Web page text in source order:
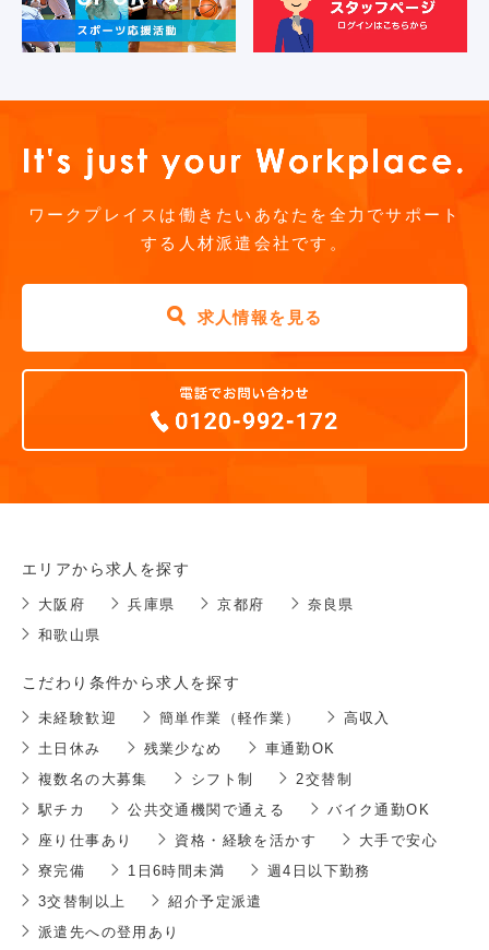
ワークプレイスは働きたいあなたを全力でサポート
する人材派遣会社です。
求人情報を見る
エリアから求人を探す
大阪府 兵庫県 京都府
奈良県
和歌山県
こだわり条件から求人を探す
未経験歓迎 簡単作業（軽作業）
高収入
土日休み
残業少なめ
車通勤OK
複数名の大募集
シフト制
2交替制
駅チカ
公共交通機関で通える
バイク通勤OK
座り仕事あり
資格・経験を活かす
大手で安心
寮完備
1日6時間未満
週4日以下勤務
3交替制以上
紹介予定派遣
派遣先への登用あり